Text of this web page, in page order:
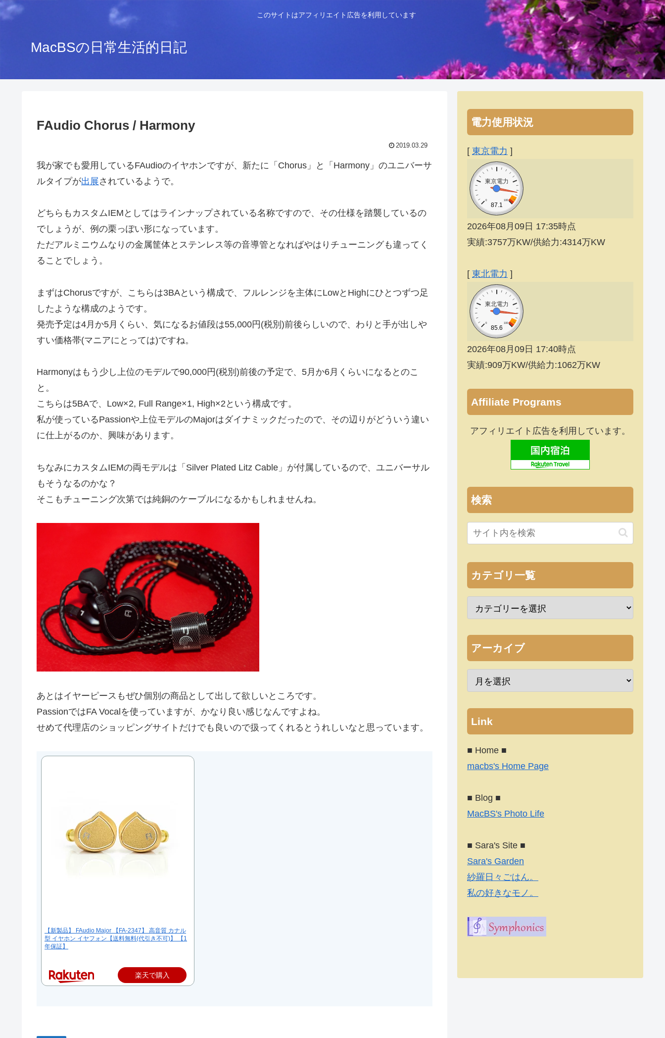
このサイトはアフィリエイト広告を利用しています
MacBSの日常生活的日記
FAudio Chorus / Harmony
2019.03.29
我が家でも愛用しているFAudioのイヤホンですが、新たに「Chorus」と「Harmony」のユニバーサ
ルタイプが出展されているようで。
どちらもカスタムIEMとしてはラインナップされている名称ですので、その仕様を踏襲しているの
でしょうが、例の栗っぽい形になっています。
ただアルミニウムなりの金属筐体とステンレス等の音導管となればやはりチューニングも違ってく
ることでしょう。
まずはChorusですが、こちらは3BAという構成で、フルレンジを主体にLowとHighにひとつずつ足
したような構成のようです。
発売予定は4月か5月くらい、気になるお値段は55,000円(税別)前後らしいので、わりと手が出しや
すい価格帯(マニアにとっては)ですね。
Harmonyはもう少し上位のモデルで90,000円(税別)前後の予定で、5月か6月くらいになるとのこ
と。
こちらは5BAで、Low×2, Full Range×1, High×2という構成です。
私が使っているPassionや上位モデルのMajorはダイナミックだったので、その辺りがどういう違い
に仕上がるのか、興味があります。
ちなみにカスタムIEMの両モデルは「Silver Plated Litz Cable」が付属しているので、ユニバーサル
もそうなるのかな？
そこもチューニング次第では純銅のケーブルになるかもしれませんね。
あとはイヤーピースもぜひ個別の商品として出して欲しいところです。
PassionではFA Vocalを使っていますが、かなり良い感じなんですよね。
せめて代理店のショッピングサイトだけでも良いので扱ってくれるとうれしいなと思っています。
【新製品】 FAudio Major 【FA-2347】 高音質 カナル
型 イヤホン イヤフォン【送料無料(代引き不可)】 【1
年保証】
楽天で購入
電力使用状況
[ 東京電力 ]
東京電力
0 100
87.1
2026年08月09日 17:35時点
実績:3757万KW/供給力:4314万KW
[ 東北電力 ]
東北電力
0 100
85.6
2026年08月09日 17:40時点
実績:909万KW/供給力:1062万KW
Affiliate Programs
アフィリエイト広告を利用しています。
検索
カテゴリ一覧
アーカイブ
Link
■ Home ■
macbs's Home Page
■ Blog ■
MacBS's Photo Life
■ Sara's Site ■
Sara's Garden
紗羅日々ごはん。
私の好きなモノ。